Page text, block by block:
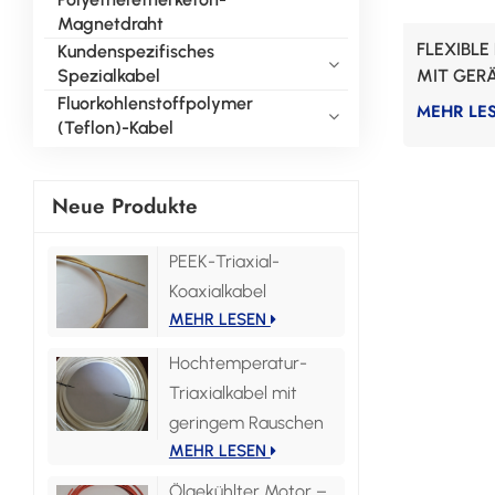
Magnetdraht
Kundenspezifisches
Spezialkabel
Fluorkohlenstoffpolymer
(Teflon)-Kabel
Neue Produkte
PEEK-Triaxial-
Koaxialkabel
MEHR LESEN
Hochtemperatur-
Triaxialkabel mit
geringem Rauschen
MEHR LESEN
MIT
FKM-
MEHR